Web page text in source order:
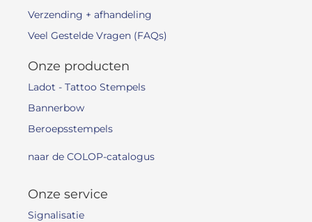
Verzending + afhandeling
Veel Gestelde Vragen (FAQs)
Onze producten
Ladot - Tattoo Stempels
Bannerbow
Beroepsstempels
naar de COLOP-catalogus
Onze service
Signalisatie